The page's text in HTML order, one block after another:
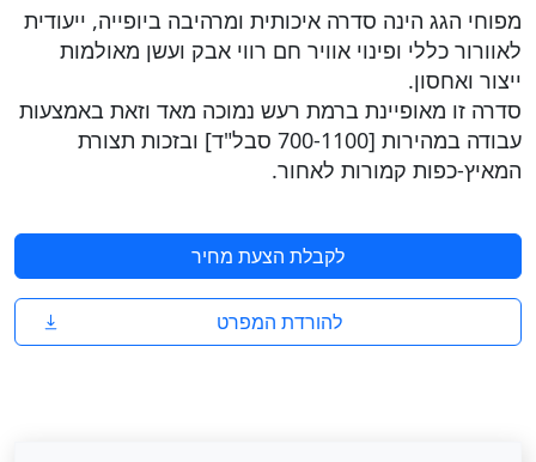
מפוחי הגג הינה סדרה איכותית ומרהיבה ביופייה, ייעודית
לאוורור כללי ופינוי אוויר חם רווי אבק ועשן מאולמות
ייצור ואחסון.
סדרה זו מאופיינת ברמת רעש נמוכה מאד וזאת באמצעות
עבודה במהירות [700-1100 סבל"ד] ובזכות תצורת
המאיץ-כפות קמורות לאחור.
לקבלת הצעת מחיר
להורדת המפרט